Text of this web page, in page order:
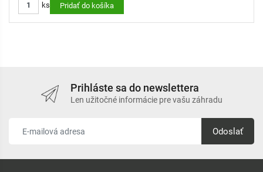
ks Pridať do košíka
Prihláste sa do newslettera
Len užitočné informácie pre vašu záhradu
Odoslať